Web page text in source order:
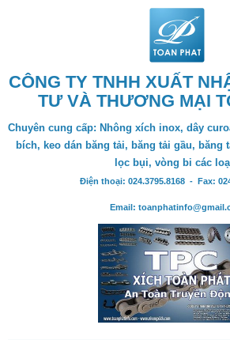
CÔNG TY TNHH XUẤT
TƯ VÀ THƯƠNG MẠI
Chuyên cung cấp: Nhông xích inox, dây
bích, keo dán băng tải, băng tải gầu,
lọc bụi, vòng bi các
Điện thoại: 024.3795.8168 - Fax:
Email: